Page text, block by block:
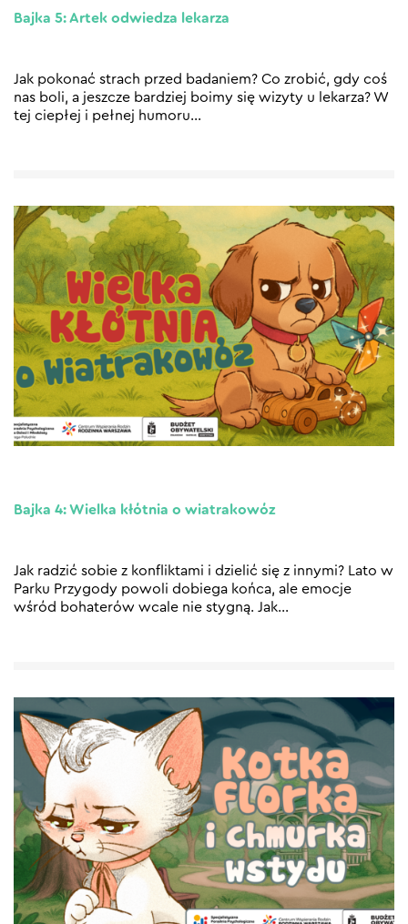
Bajka 5: Artek odwiedza lekarza
Jak pokonać strach przed badaniem? Co zrobić, gdy coś
nas boli, a jeszcze bardziej boimy się wizyty u lekarza? W
tej ciepłej i pełnej humoru…
Bajka 4: Wielka kłótnia o wiatrakowóz
Jak radzić sobie z konfliktami i dzielić się z innymi? Lato w
Parku Przygody powoli dobiega końca, ale emocje
wśród bohaterów wcale nie stygną. Jak…